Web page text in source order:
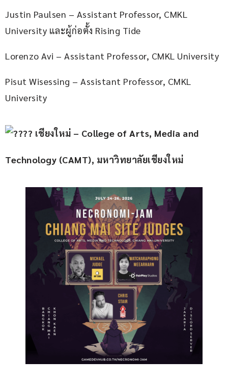
Justin Paulsen – Assistant Professor, CMKL
University และผู้ก่อตั้ง Rising Tide
Lorenzo Avi – Assistant Professor, CMKL University
Pisut Wisessing – Assistant Professor, CMKL
University
เชียงใหม่ – College of Arts, Media and
Technology (CAMT), มหาวิทยาลัยเชียงใหม่